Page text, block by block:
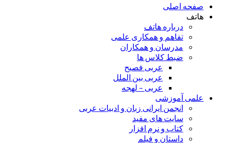
صفحه اصلی
هاتف
درباره هاتف
تفاهم و همکاری علمی
مدرسان و همکاران
ضبط کلاس ها
عربی فصیح
عربی بین الملل
عربی – لهجه
علمی آموزشی
انجمن ایرانی زبان و ادبیات عربی
سایت های مفید
کتاب و نرم افزار
داستان و فیلم